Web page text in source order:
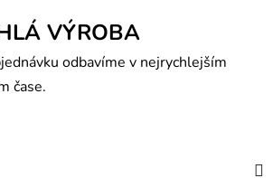
VÝROBA
odbavíme v nejrychlejším
čase.